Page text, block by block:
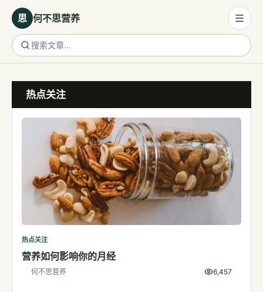
思 何不思营养
营养与饮食
保健食品
代谢健康
生殖健康
运动
睡眠
热点关注
热点关注
营养如何影响你的月经
何不思营养 6,457